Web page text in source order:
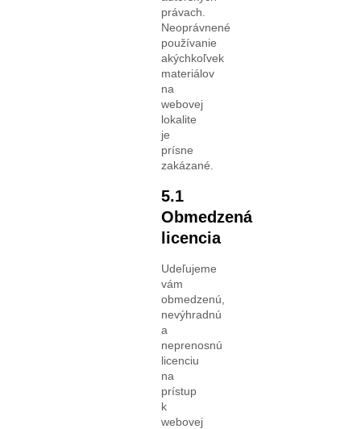
právach.
Neoprávnené
používanie
akýchkoľvek
materiálov
na
webovej
lokalite
je
prísne
zakázané.
5.1
Obmedzená
licencia
Udeľujeme
vám
obmedzenú,
nevýhradnú
a
neprenosnú
licenciu
na
prístup
k
webovej